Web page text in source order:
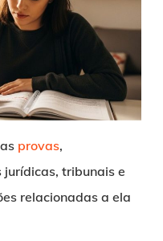
provas,
tribunais e
relacionadas a ela